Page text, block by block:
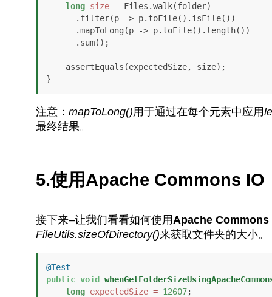
long size = Files.walk(folder)
}
注意： mapToLong()用于通过在每个元素中应用
最终结果。
5.使用Apache Commons IO
接下来–让我们看看如何使用 Apache Commons
FileUtils.sizeOfDirectory()来获取文件夹的大小。
@Test
public void
long expectedSize = 12607;